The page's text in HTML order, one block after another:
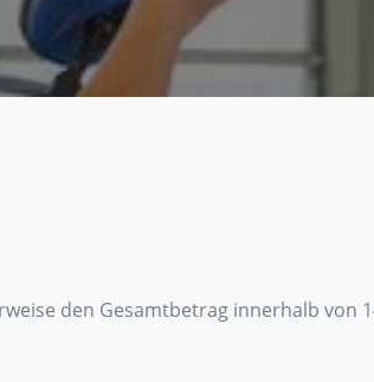
den Gesamtbetrag innerhalb von